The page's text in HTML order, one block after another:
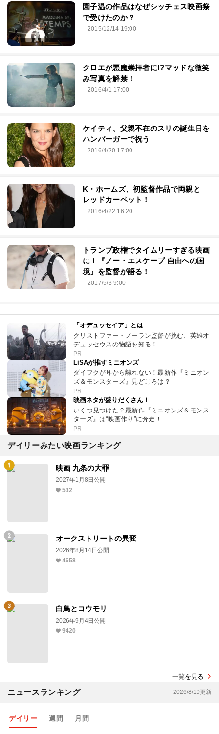
園子温の作品はなぜシッチェス映画祭
で受けたのか？
2015/12/14 19:00
クロエが悪魔崇拝者に!?マッドな微笑
み写真を解禁！
2016/4/1 17:00
ケイティ、父親不在のスリの誕生日を
ハンバーガーで祝う
2016/4/20 17:00
K・ホームズ、初監督作品で両親と
レッドカーペット！
2016/4/22 16:20
トランプ政権でタイムリーすぎる映画
に！『ノー・エスケープ 自由への国
境』を監督が語る！
2017/5/3 9:00
「オデュッセイア」とは
クリストファー・ノーラン監督が挑む、英雄オ
デュッセウスの物語を知る！
PR
LiSAが推すミニオンズ
ダイフクが耳から離れない！最新作『ミニオン
ズ＆モンスターズ』見どころは？
PR
映画ネタが盛りだくさん！
いくつ見つけた？最新作『ミニオンズ＆モンス
ターズ』は“映画作り”に奔走！
PR
デイリーみたい映画ランキング
映画 九条の大罪
2027年1月8日公開
532
オークストリートの異変
2026年8月14日公開
4658
白鳥とコウモリ
2026年9月4日公開
9420
一覧を見る
ニュースランキング 2026/8/10更新
デイリー 週間 月間